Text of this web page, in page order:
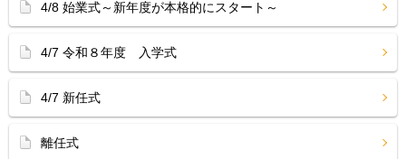
4/8 始業式～新年度が本格的にスタート～
4/7 令和８年度 入学式
4/7 新任式
離任式